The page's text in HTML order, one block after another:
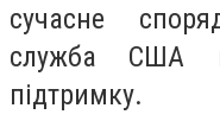
сучасне
служба США
підтримку.